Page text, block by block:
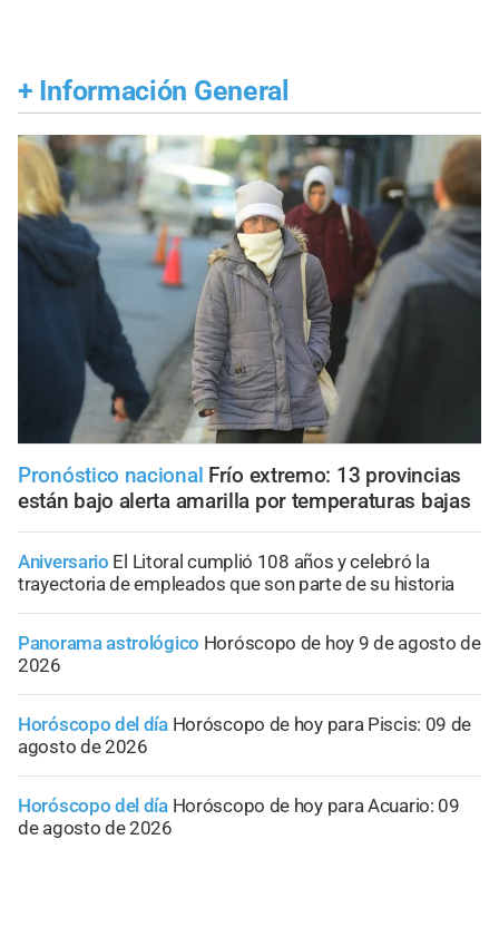
+ Información General
Pronóstico nacional Frío extremo: 13 provincias
están bajo alerta amarilla por temperaturas bajas
Aniversario El Litoral cumplió 108 años y celebró la
trayectoria de empleados que son parte de su historia
Panorama astrológico Horóscopo de hoy 9 de agosto de
2026
Horóscopo del día Horóscopo de hoy para Piscis: 09 de
agosto de 2026
Horóscopo del día Horóscopo de hoy para Acuario: 09
de agosto de 2026